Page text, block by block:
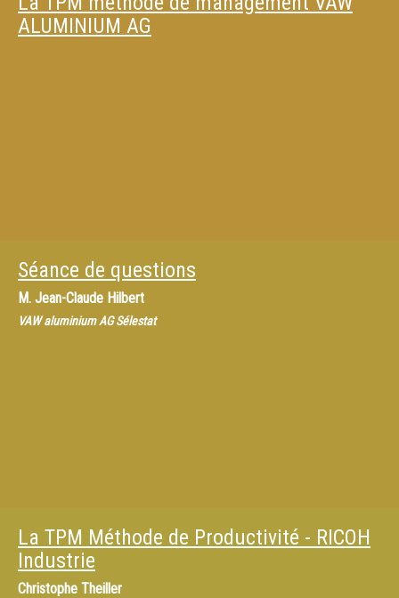
ALUMINIUM AG
Séance de questions
M. Jean-Claude Hilbert
VAW aluminium AG Sélestat
La TPM Méthode de Productivité - RICOH
Industrie
Christophe Theiller